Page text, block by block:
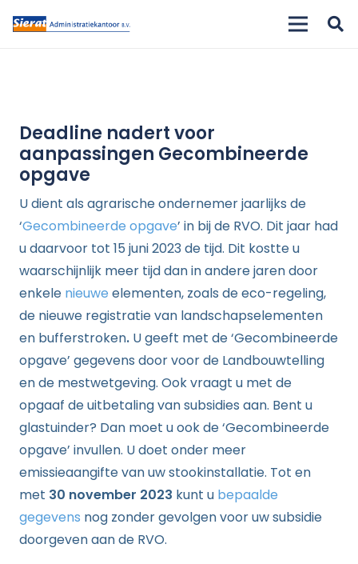
Deadline nadert voor
aanpassingen Gecombineerde
opgave
U dient als agrarische ondernemer jaarlijks de
‘Gecombineerde opgave’ in bij de RVO. Dit jaar had
u daarvoor tot 15 juni 2023 de tijd. Dit kostte u
waarschijnlijk meer tijd dan in andere jaren door
enkele nieuwe elementen, zoals de eco-regeling,
de nieuwe registratie van landschapselementen
en bufferstroken. U geeft met de ‘Gecombineerde
opgave’ gegevens door voor de Landbouwtelling
en de mestwetgeving. Ook vraagt u met de
opgaaf de uitbetaling van subsidies aan. Bent u
glastuinder? Dan moet u ook de ‘Gecombineerde
opgave’ invullen. U doet onder meer
emissieaangifte van uw stookinstallatie. Tot en
met 30 november 2023 kunt u bepaalde
gegevens nog zonder gevolgen voor uw subsidie
doorgeven aan de RVO.